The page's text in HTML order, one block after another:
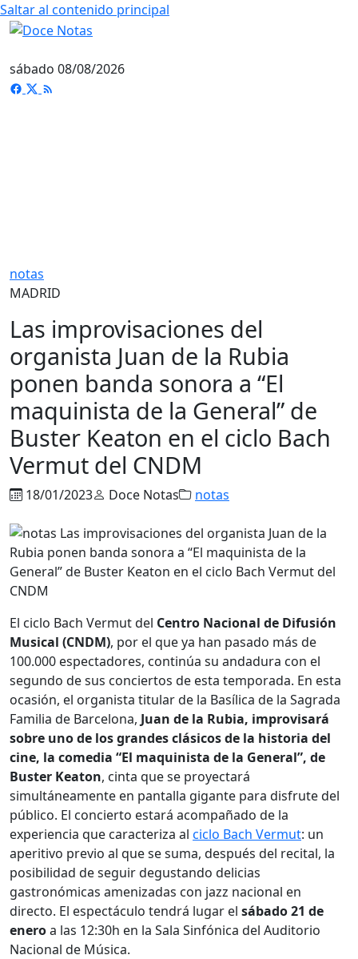
Saltar al contenido principal
sábado 08/08/2026
notas
MADRID
Las improvisaciones del
organista Juan de la Rubia
ponen banda sonora a “El
maquinista de la General” de
Buster Keaton en el ciclo Bach
Vermut del CNDM
18/01/2023 Doce Notas notas
El ciclo Bach Vermut del Centro Nacional de Difusión
Musical (CNDM), por el que ya han pasado más de
100.000 espectadores, continúa su andadura con el
segundo de sus conciertos de esta temporada. En esta
ocasión, el organista titular de la Basílica de la Sagrada
Familia de Barcelona, Juan de la Rubia, improvisará
sobre uno de los grandes clásicos de la historia del
cine, la comedia “El maquinista de la General”, de
Buster Keaton, cinta que se proyectará
simultáneamente en pantalla gigante para disfrute del
público. El concierto estará acompañado de la
experiencia que caracteriza al ciclo Bach Vermut: un
aperitivo previo al que se suma, después del recital, la
posibilidad de seguir degustando delicias
gastronómicas amenizadas con jazz nacional en
directo. El espectáculo tendrá lugar el sábado 21 de
eneroa las 12:30h en la Sala Sinfónica del Auditorio
Nacional de Música.